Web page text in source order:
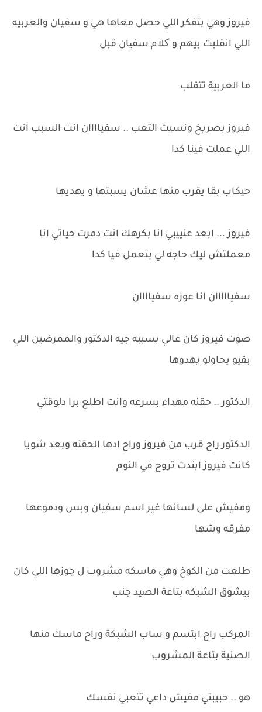
فيروز وهي بتفكر اللي حصل معاها هي و سفيان والعربيه
اللي انقلبت بيهم و کلام سفیان قبل
ما العربية تتقلب
فيروز بصريخ ونسيت التعب .. سفياااان انت السبب انت
اللي عملت فينا كدا
حيكاب بقا يقرب منها عشان يسبتها و يهديها
فيروز ... ابعد عنييبي انا بكرهك انت دمرت حياتي انا
معملتش ليك حاجه لي بتعمل فيا كدا
سفيااااان انا عوزه سفياااان
صوت فيروز كان عالي بسببه جيه الدكتور والممرضين اللي
بقيو يحاولو يهدوها
الدكتور .. حقنه مهداء بسرعه وانت اطلع برا دلوقتي
الدكتور راح قرب من فيروز وراح ادها الحقنه وبعد شويا
كانت فيروز ابتدت تروح في النوم
ومفيش على لسانها غير اسم سفيان وبس ودموعها
مفرقه وشها
طلعت من الكوخ وهي ماسكه مشروب ل جوزها اللي كان
بيشوق الشبكه بتاعة الصيد جنب
المركب راح ابتسم و ساب الشبكة وراح ماسك منها
الصنية بتاعة المشروب
هو .. حبيبتي مفيش داعي تتعبي نفسك